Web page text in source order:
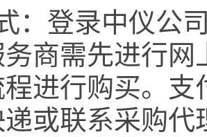
： 登录中仪公
商需先进行
进行购买。支
或联系采购